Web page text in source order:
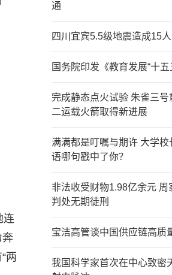
连
奔
两
通
四川宜宾5.5级地震造成15
国务院印发《教育发展“十五
完成静态点火试验 朱雀三号
二运载火箭取得新进展
满满都是叮嘱与期许 大学校
语哪句戳中了你？
非法收受财物1.98亿余元 周
判处无期徒刑
宝洁高管谈中国供应链高质
我国科学家首次在中心致密